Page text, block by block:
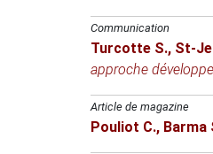
Communication
Turcotte S., St-
approche
Article de magazine
Pouliot C., Barma